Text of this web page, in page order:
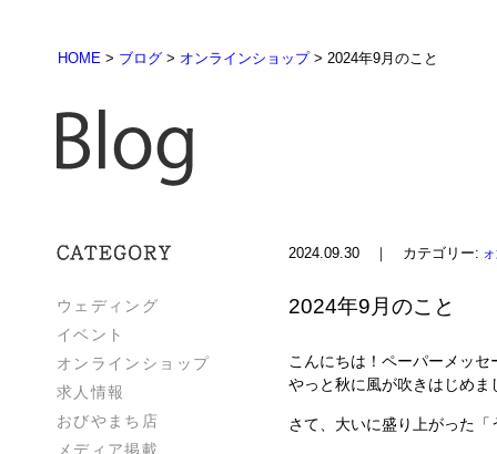
HOME > ブログ > オンラインショップ> 2024年9月のこと
ウェディング
イベント
オンラインショップ
求人情報
おびやまち店
メディア掲載
2024.09.30 ｜ カテゴリー:オ
2024年9月のこと
こんにちは！ペーパーメッセ
やっと秋に風が吹きはじめま
さて、大いに盛り上がった